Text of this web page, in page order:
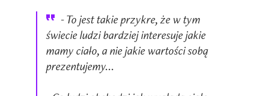
- To jest takie przykre, że w tym
świecie ludzi bardziej interesuje jakie
mamy ciało, a nie jakie wartości sobą
prezentujemy...